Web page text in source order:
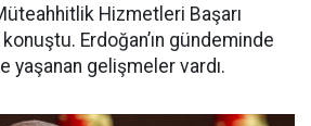
Hizmetleri Başarı
Erdoğan’ın gündeminde
yaşanan gelişmeler vardı.